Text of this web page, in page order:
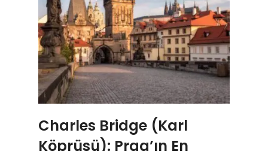
Charles Bridge (Karl
Köprüsü): Prag’ın En